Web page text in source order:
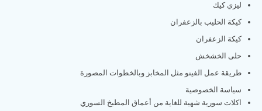
ليزي كيك
كيكة الحليب بالزعفران
كيكة الزعفران
حلى الخشخش
طريقة عمل الفينو مثل المخابز وبالخطوات المصورة
سياسة الخصوصية
اكلات سورية شهية للغاية من أعماق المطبخ السوري